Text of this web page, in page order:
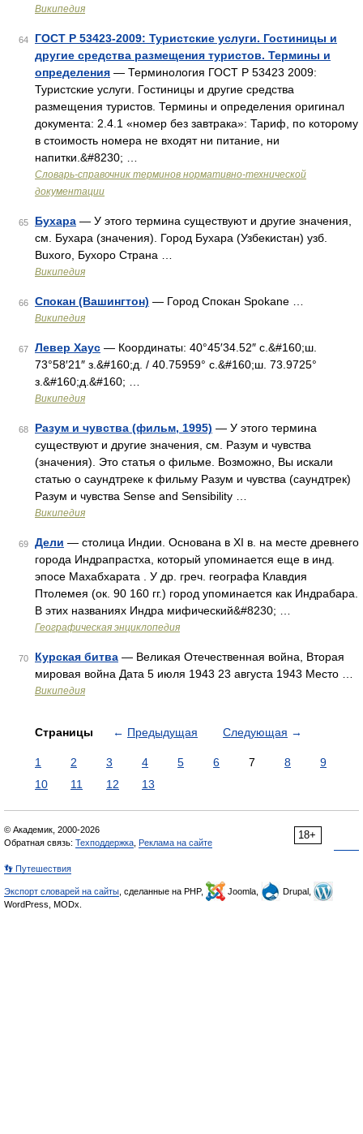
Википедия
64
ГОСТ Р 53423-2009: Туристские услуги. Гостиницы и
другие средства размещения туристов. Термины и
определения — Терминология ГОСТ Р 53423 2009:
Туристские услуги. Гостиницы и другие средства
размещения туристов. Термины и определения оригинал
документа: 2.4.1 «номер без завтрака»: Тариф, по которому
в стоимость номера не входят ни питание, ни
напитки.&#8230; …
Словарь-справочник терминов нормативно-технической
документации
65 Бухара — У этого термина существуют и другие значения,
см. Бухара (значения). Город Бухара (Узбекистан) узб.
Buxoro, Бухоро Страна …
Википедия
66 Спокан (Вашингтон) — Город Спокан Spokane …
Википедия
67 Левер Хаус — Координаты: 40°45′34.52″ с.&#160;ш.
73°58′21″ з.&#160;д. / 40.75959° с.&#160;ш. 73.9725°
з.&#160;д.&#160; …
Википедия
68 Разум и чувства (фильм, 1995) — У этого термина
существуют и другие значения, см. Разум и чувства
(значения). Это статья о фильме. Возможно, Вы искали
статью о саундтреке к фильму Разум и чувства (саундтрек)
Разум и чувства Sense and Sensibility …
Википедия
69 Дели — столица Индии. Основана в XI в. на месте древнего
города Индрапрастха, который упоминается еще в инд.
эпосе Махабхарата . У др. греч. географа Клавдия
Птолемея (ок. 90 160 гг.) город упоминается как Индрабара.
В этих названиях Индра мифический&#8230; …
Географическая энциклопедия
70 Курская битва — Великая Отечественная война, Вторая
мировая война Дата 5 июля 1943 23 августа 1943 Место …
Википедия
Страницы ← Предыдущая Следующая →
1 2 3 4 5 6 7 8
9
10
11 12 13
18+
© Академик, 2000-2026
Обратная связь: Техподдержка Реклама на сайте
👣 Путешествия
Экспорт словарей на сайты , сделанные на PHP, Joomla,
Drupal,
WordPress, MODx.